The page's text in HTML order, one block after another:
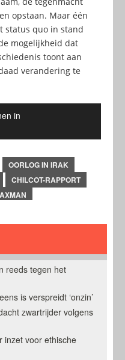
opstaan. Maar één
status quo in stand
mogelijkheid dat
toont aan
verandering te
in
OORLOG IN IRAK
CHILCOT-RAPPORT
reeds tegen het
is verspreidt ‘onzin’
zwartrijder volgens
inzet voor ethische